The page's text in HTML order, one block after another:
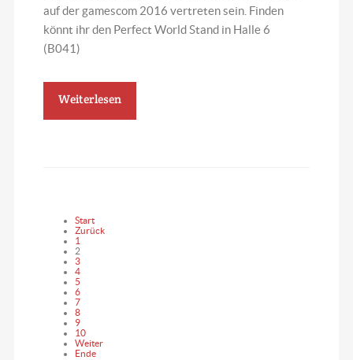
auf der gamescom 2016 vertreten sein. Finden
könnt ihr den Perfect World Stand in Halle 6
(B041)
Weiterlesen
Start
Zurück
1
2
3
4
5
6
7
8
9
10
Weiter
Ende